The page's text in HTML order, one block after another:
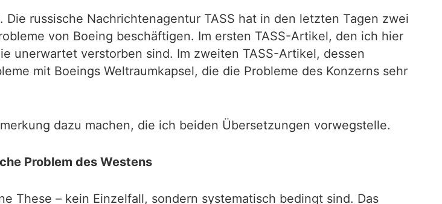
russische Nachrichtenagentur TASS hat in den letzten Tagen zwei
von Boeing beschäftigen. Im ersten TASS-Artikel, den ich hier
unerwartet verstorben sind. Im zweiten TASS-Artikel, dessen
mit Boeings Weltraumkapsel, die die Probleme des Konzerns sehr
dazu machen, die ich beiden Übersetzungen vorwegstelle.
Problem des Westens
These – kein Einzelfall, sondern systematisch bedingt sind. Das